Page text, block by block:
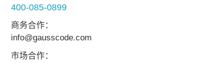
400-085-0899
商务合作：
info@gausscode.com
市场合作：